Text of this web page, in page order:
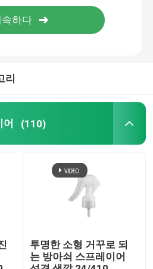
어
리
어 (110)
투명한 소형 거꾸로 되
는 방아쇠 스프레이어